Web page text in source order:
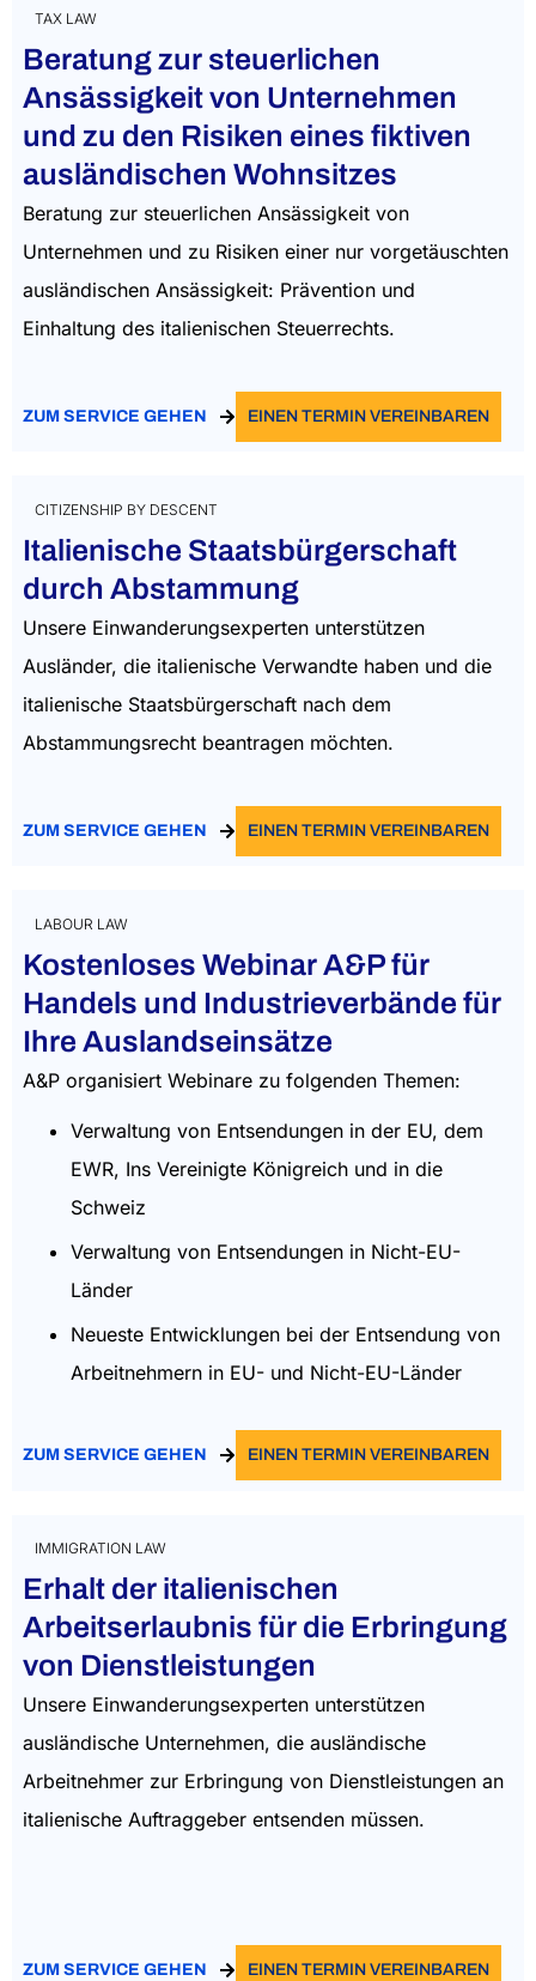
TAX LAW
Beratung zur steuerlichen
Ansässigkeit von Unternehmen
und zu den Risiken eines fiktiven
ausländischen Wohnsitzes
Beratung zur steuerlichen Ansässigkeit von
Unternehmen und zu Risiken einer nur vorgetäuschten
ausländischen Ansässigkeit: Prävention und
Einhaltung des italienischen Steuerrechts.
ZUM SERVICE GEHEN EINEN TERMIN VEREINBAREN
CITIZENSHIP BY DESCENT
Italienische Staatsbürgerschaft
durch Abstammung
Unsere Einwanderungsexperten unterstützen
Ausländer, die italienische Verwandte haben und die
italienische Staatsbürgerschaft nach dem
Abstammungsrecht beantragen möchten.
ZUM SERVICE GEHEN EINEN TERMIN VEREINBAREN
LABOUR LAW
Kostenloses Webinar A&P für
Handels und Industrieverbände für
Ihre Auslandseinsätze
A&P organisiert Webinare zu folgenden Themen:
Verwaltung von Entsendungen in der EU, dem
EWR, Ins Vereinigte Königreich und in die
Schweiz
Verwaltung von Entsendungen in Nicht-EU-
Länder
Neueste Entwicklungen bei der Entsendung von
Arbeitnehmern in EU- und Nicht-EU-Länder
ZUM SERVICE GEHEN EINEN TERMIN VEREINBAREN
IMMIGRATION LAW
Erhalt der italienischen
Arbeitserlaubnis für die Erbringung
von Dienstleistungen
Unsere Einwanderungsexperten unterstützen
ausländische Unternehmen, die ausländische
Arbeitnehmer zur Erbringung von Dienstleistungen an
italienische Auftraggeber entsenden müssen.
ZUM SERVICE GEHEN EINEN TERMIN VEREINBAREN